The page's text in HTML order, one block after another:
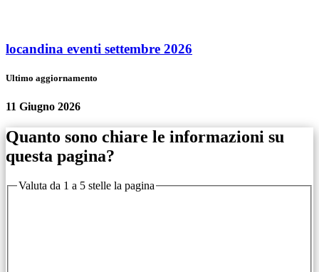
locandina eventi settembre 2026
Ultimo aggiornamento
11 Giugno 2026
Quanto sono chiare le informazioni su
questa pagina?
Valuta da 1 a 5 stelle la pagina